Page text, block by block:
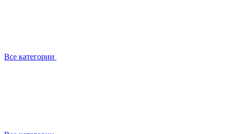
Все категории